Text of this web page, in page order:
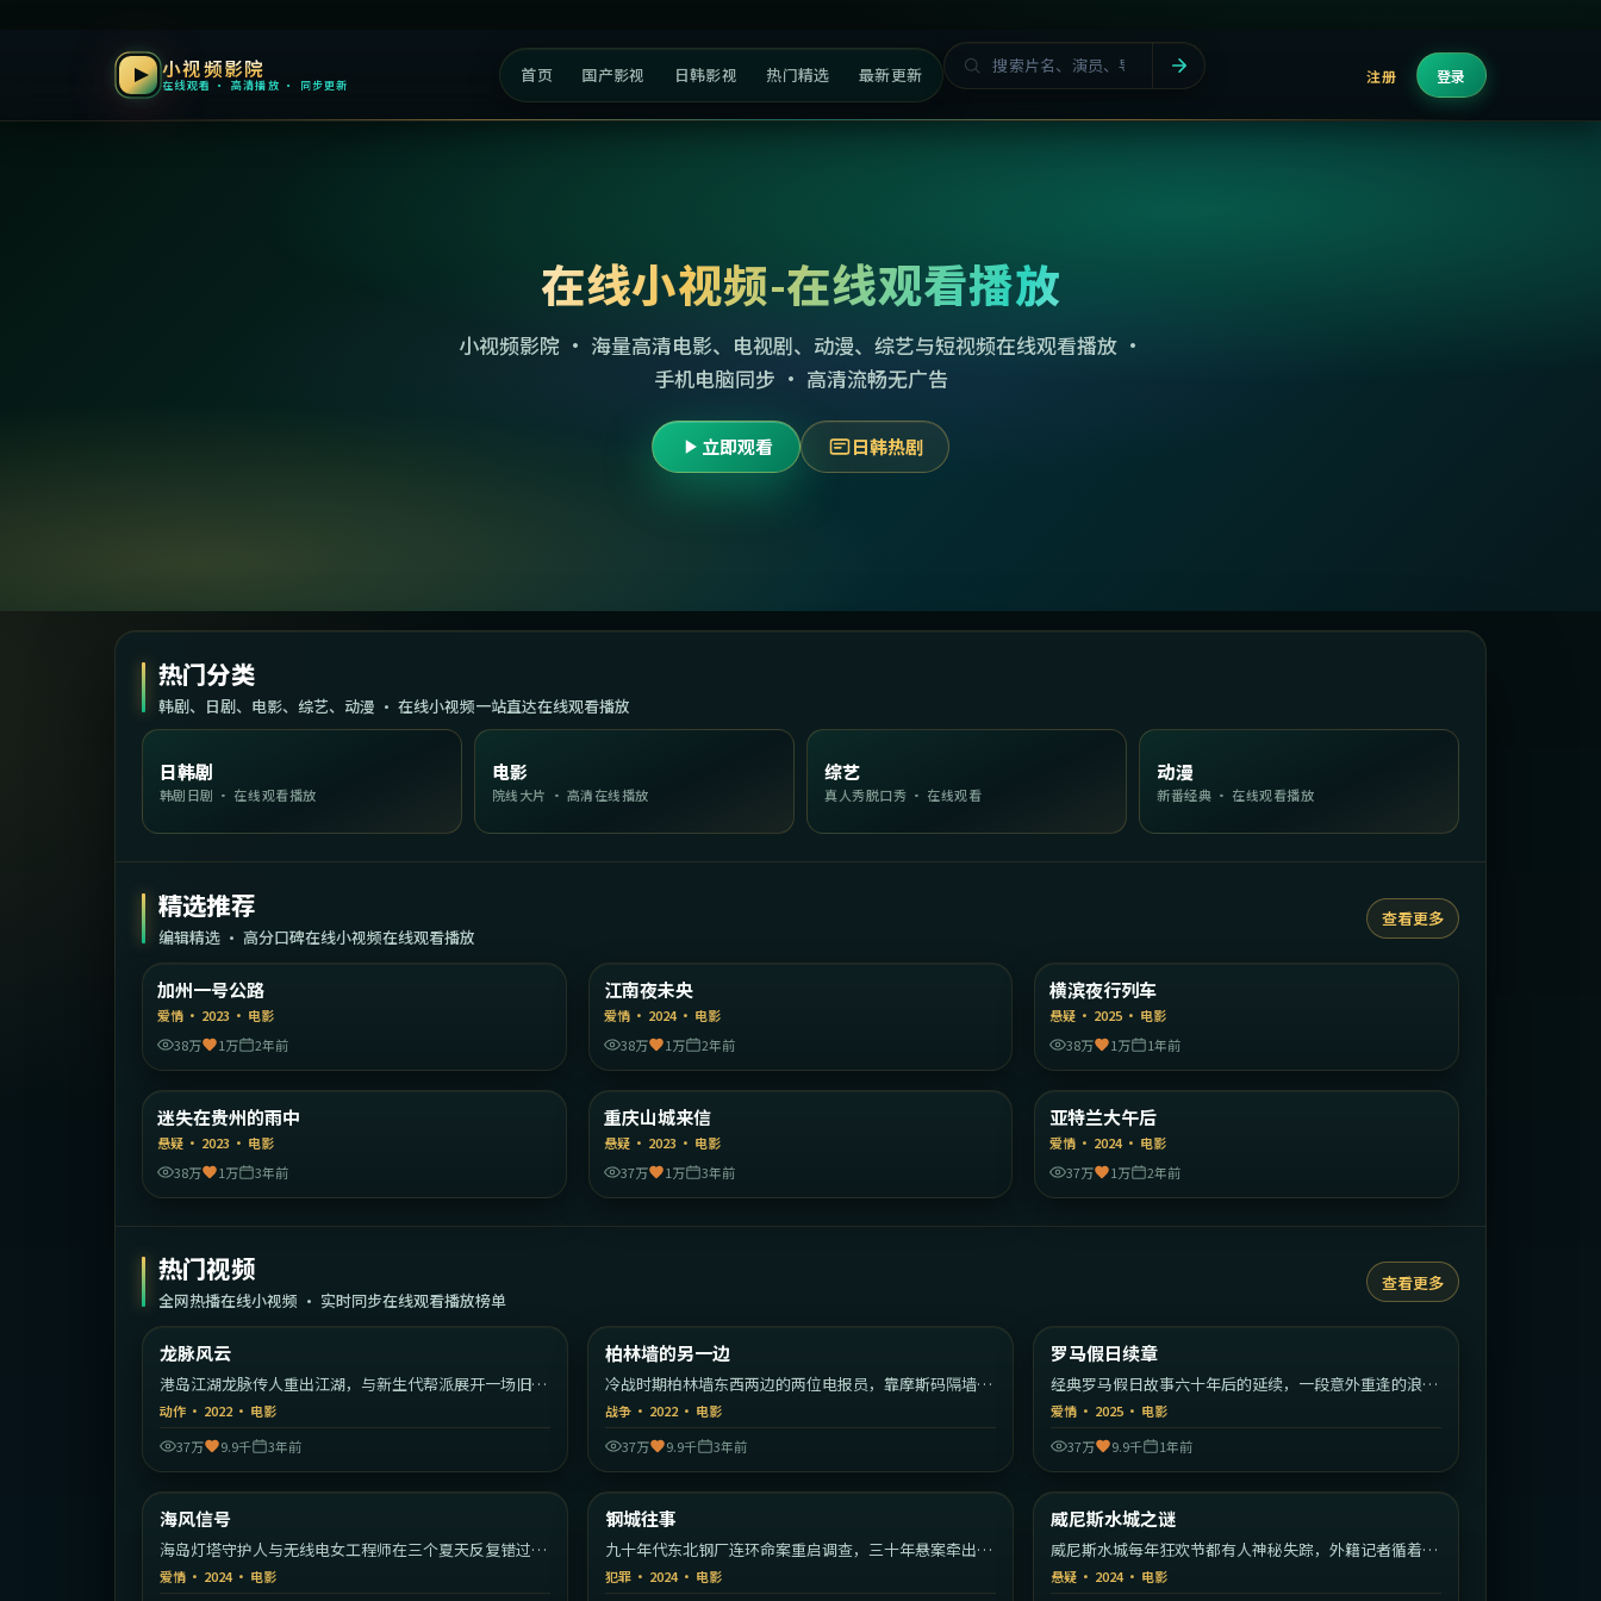
小视频影院
在线观看 · 高清播放 · 同步更新 首页 国产影视 日韩影视 热门精选 最新更新 注册 登录
在线小视频-在线观看播放
小视频影院 · 海量高清电影、电视剧、动漫、综艺与短视频在线观看播放 ·
手机电脑同步 · 高清流畅无广告
立即观看 日韩热剧
热门分类
韩剧、日剧、电影、综艺、动漫 · 在线小视频一站直达在线观看播放
日韩剧
韩剧日剧 · 在线观看播放
电影
院线大片 · 高清在线播放
综艺
真人秀脱口秀 · 在线观看
动漫
新番经典 · 在线观看播放
精选推荐
编辑精选 · 高分口碑在线小视频在线观看播放
查看更多
精选
加州一号公路
爱情· 2023 · 电影
38万
1万 2年前
精选
江南夜未央
爱情· 2024· 电影
38万
1万 2年前
精选
1:59:19
横滨夜行列车
悬疑 · 2025 · 电影
38万
1万 1年前
精选
迷失在贵州的雨中
悬疑· 2023 · 电影
38万
1万 3年前
精选
重庆山城来信
悬疑· 2023 · 电影
37万
1万 3年前
精选
亚特兰大午后
爱情 · 2024· 电影
37万
1万 2年前
热门视频
全网热播在线小视频 · 实时同步在线观看播放榜单
查看更多
热门
1:48:33
龙脉风云
港岛江湖龙脉传人重出江湖，与新生代帮派展开一场旧式
较量。
动作· 2022· 电影
37万
9.9千 3年前
热门
柏林墙的另一边
冷战时期柏林墙东西两边的两位电报员，靠摩斯码隔墙交
谈三十年。
战争· 2022· 电影
37万
9.9千 3年前
热门
1:37:09
罗马假日续章
经典罗马假日故事六十年后的延续，一段意外重逢的浪漫
旅程。
爱情 · 2025 · 电影
37万
9.9千 1年前
热门
2:12:44
海风信号
海岛灯塔守护人与无线电女工程师在三个夏天反复错过又
重逢的浪漫故事。
爱情· 2024· 电影
热门
2:17:20
钢城往事
九十年代东北钢厂连环命案重启调查，三十年悬案牵出整
座工业城的秘密。
犯罪· 2024· 电影
热门
1:45:16
威尼斯水城之谜
威尼斯水城每年狂欢节都有人神秘失踪，外籍记者循着线
索深入运河。
悬疑 · 2024· 电影